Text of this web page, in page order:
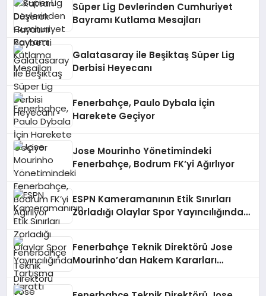
Süper Lig Devlerinden Cumhuriyet
Bayramı Kutlama Mesajları
Galatasaray ile Beşiktaş Süper Lig
Derbisi Heyecanı
Fenerbahçe, Paulo Dybala İçin
Harekete Geçiyor
Jose Mourinho Yönetimindeki
Fenerbahçe, Bodrum FK’yi Ağırlıyor
ESPN Kameramanının Etik Sınırları
Zorladığı Olaylar Spor Yayıncılığında
Fenerbahçe Teknik Direktörü Jose
Mourinho’dan Hakem Kararları